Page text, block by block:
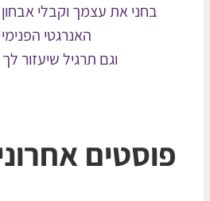
בחני את עצמך וקבלי אבחון
האנרגטי הפנימי שלך
וגם תרגיל שיעזור לך לאזן
אחרונים